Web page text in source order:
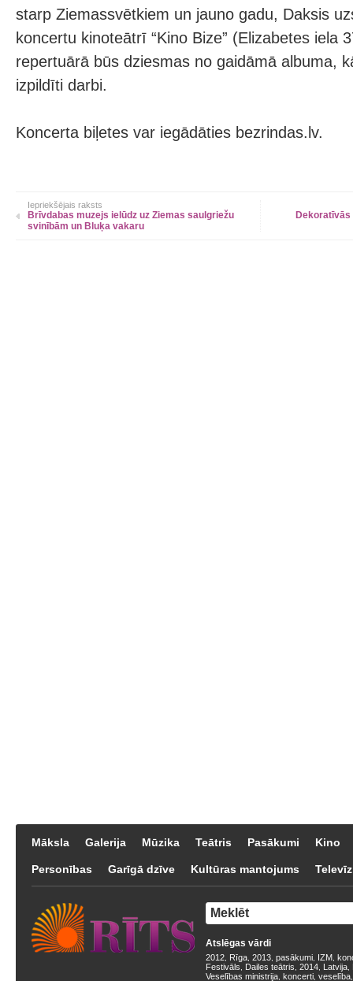
starp Ziemassvētkiem un jauno gadu, Daksis
koncertu kinoteātrī “Kino Bize” (Elizabetes iela
repertuārā būs dziesmas no gaidāmā albuma,
izpildīti darbi.
Koncerta biļetes var iegādāties bezrindas.lv.
Iepriekšējais raksts
Brīvdabas muzejs ielūdz uz Ziemas saulgriežu
svinībām un Bluķa vakaru
Dekoratīvās
Māksla Galerija Mūzika Teātris Pasākumi Kino
Personības Garīgā dzīve Kultūras mantojums
Atslēgas vārdi
2012 Rīga 2013 pasākumi IZM
Festivāls
Dailes teātris 2014 Latvija
Veselības ministrija koncerti veselība